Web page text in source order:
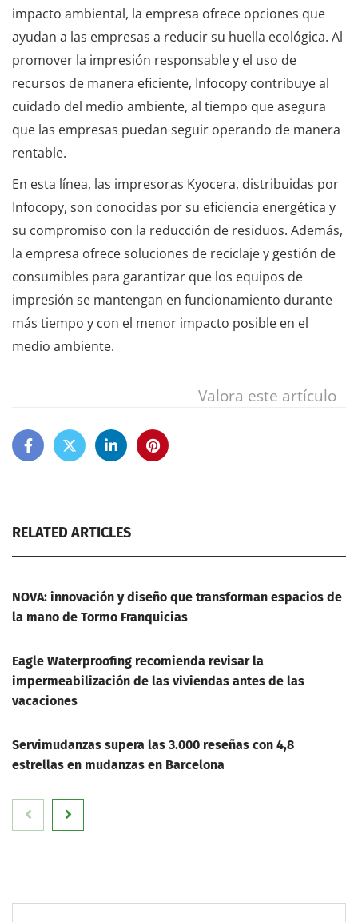
impacto ambiental, la empresa ofrece opciones que
ayudan a las empresas a reducir su huella ecológica. Al
promover la impresión responsable y el uso de
recursos de manera eficiente, Infocopy contribuye al
cuidado del medio ambiente, al tiempo que asegura
que las empresas puedan seguir operando de manera
rentable.
En esta línea, las impresoras Kyocera, distribuidas por
Infocopy, son conocidas por su eficiencia energética y
su compromiso con la reducción de residuos. Además,
la empresa ofrece soluciones de reciclaje y gestión de
consumibles para garantizar que los equipos de
impresión se mantengan en funcionamiento durante
más tiempo y con el menor impacto posible en el
medio ambiente.
Valora este artículo
RELATED ARTICLES
NOVA: innovación y diseño que transforman espacios de
la mano de Tormo Franquicias
Eagle Waterproofing recomienda revisar la
impermeabilización de las viviendas antes de las
vacaciones
Servimudanzas supera las 3.000 reseñas con 4,8
estrellas en mudanzas en Barcelona